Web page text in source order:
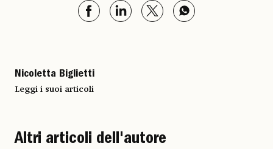
Nicoletta Biglietti
Leggi i suoi articoli
Altri articoli dell'autore